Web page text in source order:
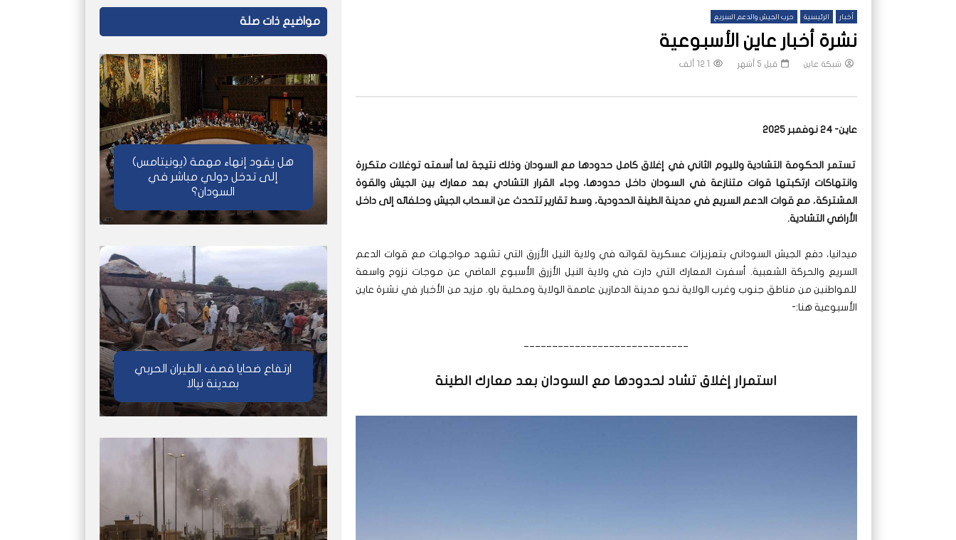
أخبار الرئيسية حرب الجيش والدعم السريع
نشرة أخبار عاين الأسبوعية
شبكة عاين قبل 5 أشهر 12.1 ألف
عاين- 24 نوفمبر 2025
تستمر الحكومة التشادية ولليوم الثاني في إغلاق كامل حدودها مع السودان وذلك نتيجة لما أسمته توغلات متكررة
وانتهاكات ارتكبتها قوات متنازعة في السودان داخل حدودها، وجاء القرار التشادي بعد معارك بين الجيش والقوة
المشتركة، مع قوات الدعم السريع في مدينة الطينة الحدودية، وسط تقارير تتحدث عن انسحاب الجيش وحلفائه إلى داخل
الأراضي التشادية.
ميدانيا، دفع الجيش السوداني بتعزيزات عسكرية لقواته في ولاية النيل الأزرق التي تشهد مواجهات مع قوات الدعم
السريع والحركة الشعبية. أسفرت المعارك التي دارت في ولاية النيل الأزرق الأسبوع الماضي عن موجات نزوح واسعة
للمواطنين من مناطق جنوب وغرب الولاية نحو مدينة الدمازين عاصمة الولاية ومحلية باو. مزيد من الأخبار في نشرة عاين
الأسبوعية هنا:-
استمرار إغلاق تشاد لحدودها مع السودان بعد معارك الطينة
مواضيع ذات صلة
هل يقود إنهاء مهمة (يونيتامس)
إلى تدخل دولي مباشر في
السودان؟
ارتفاع ضحايا قصف الطيران الحربي
بمدينة نيالا